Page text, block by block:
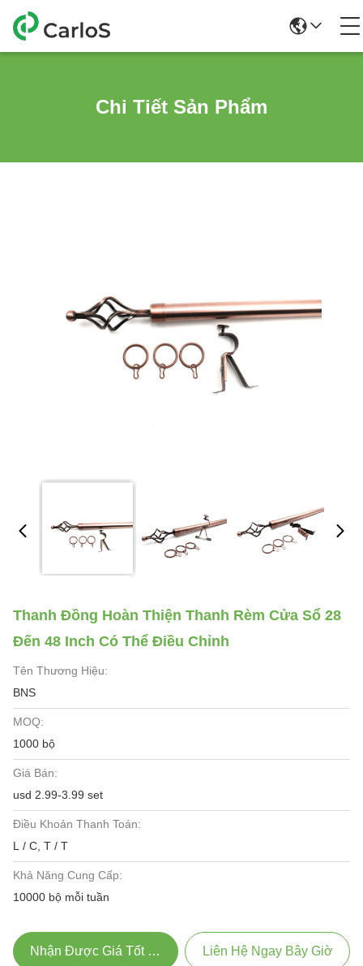
Chi Tiết Sản Phẩm
Thanh Đồng Hoàn Thiện Thanh Rèm Cửa Sổ 28
Đến 48 Inch Có Thể Điều Chỉnh
Tên Thương Hiệu:
BNS
MOQ:
1000 bộ
Giá Bán:
usd 2.99-3.99 set
Điều Khoản Thanh Toán:
L / C, T / T
Khả Năng Cung Cấp:
10000 bộ mỗi tuần
Nhận Được Giá Tốt Nhất Liên Hệ Ngay Bây Giờ